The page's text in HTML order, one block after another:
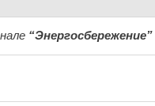
“Энергосбережение”